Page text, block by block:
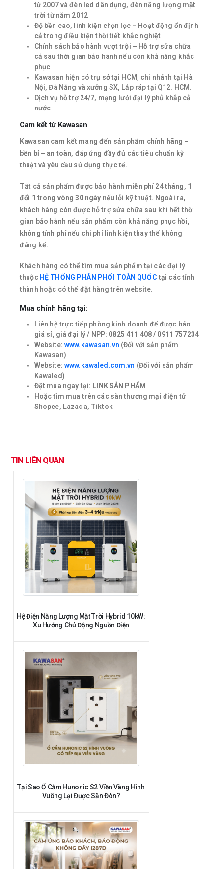
từ 2007 và đèn led dân dụng, đèn năng lượng mặt
trời từ năm 2012
Độ bền cao, linh kiện chọn lọc – Hoạt động ổn định
cả trong điều kiện thời tiết khắc nghiệt
Chính sách bảo hành vượt trội – Hỗ trợ sửa chữa
cả sau thời gian bảo hành nếu còn khả năng khắc
phục
Kawasan hiện có trụ sở tại HCM, chi nhánh tại Hà
Nội, Đà Nẵng và xưởng SX, Lắp ráp tại Q12. HCM.
Dịch vụ hỗ trợ 24/7, mạng lưới đại lý phủ khắp cả
nước
Cam kết từ Kawasan
Kawasan cam kết mang đến sản phẩm chính hãng –
bền bỉ – an toàn, đáp ứng đầy đủ các tiêu chuẩn kỹ
thuật và yêu cầu sử dụng thực tế.
Tất cả sản phẩm được bảo hành miễn phí 24 tháng, 1
đổi 1 trong vòng 30 ngày nếu lỗi kỹ thuật. Ngoài ra,
khách hàng còn được hỗ trợ sửa chữa sau khi hết thời
gian bảo hành nếu sản phẩm còn khả năng phục hồi,
không tính phínếu chi phí linh kiện thay thế không
đáng kể.
Khách hàng có thể tìm mua sản phẩm tại các đại lý
thuộc HỆ THỐNG PHÂN PHỐI TOÀN QUỐC tại các tỉnh
thành hoặc có thể đặt hàng trên website.
Mua chính hãng tại:
Liên hệ trực tiếp phòng kinh doanh để được báo
giá sỉ, giá đại lý / NPP: 0825 411 408 / 0911 757234
Website: www.kawasan.vn (Đối với sản phẩm
Kawasan)
Website: www.kawaled.com.vn (Đối với sản phẩm
Kawaled)
Đặt mua ngay tại: LINK SẢN PHẨM
Hoặc tìm mua trên các sàn thương mại điện tử
Shopee, Lazada, Tiktok
TIN LIÊN QUAN
Hệ Điện Năng Lượng Mặt Trời Hybrid 10kW:
Xu Hướng Chủ Động Nguồn Điện
Tại Sao Ổ Cắm Hunonic S2 Viền Vàng Hình
Vuông Lại Được Săn Đón?